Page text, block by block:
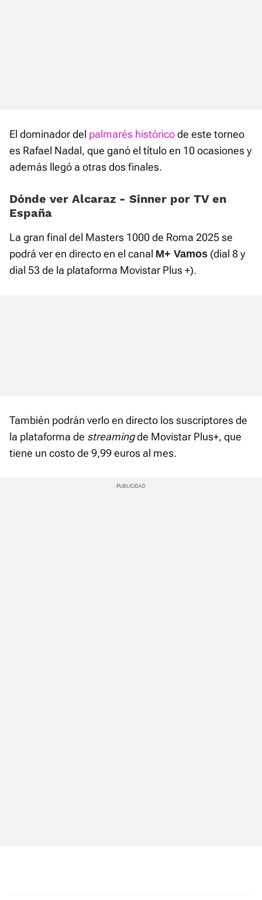
El dominador del palmarés históricode este torneo
es Rafael Nadal, que ganó el título en 10 ocasiones y
además llegó a otras dos finales.
Dónde ver Alcaraz - Sinner por TV en
España
La gran final del Masters 1000 de Roma 2025 se
podrá ver en directo en el canal M+ Vamos (dial 8 y
dial 53 de la plataforma Movistar Plus +).
También podrán verlo en directo los suscriptores de
la plataforma de streamingde Movistar Plus+, que
tiene un costo de 9,99 euros al mes.